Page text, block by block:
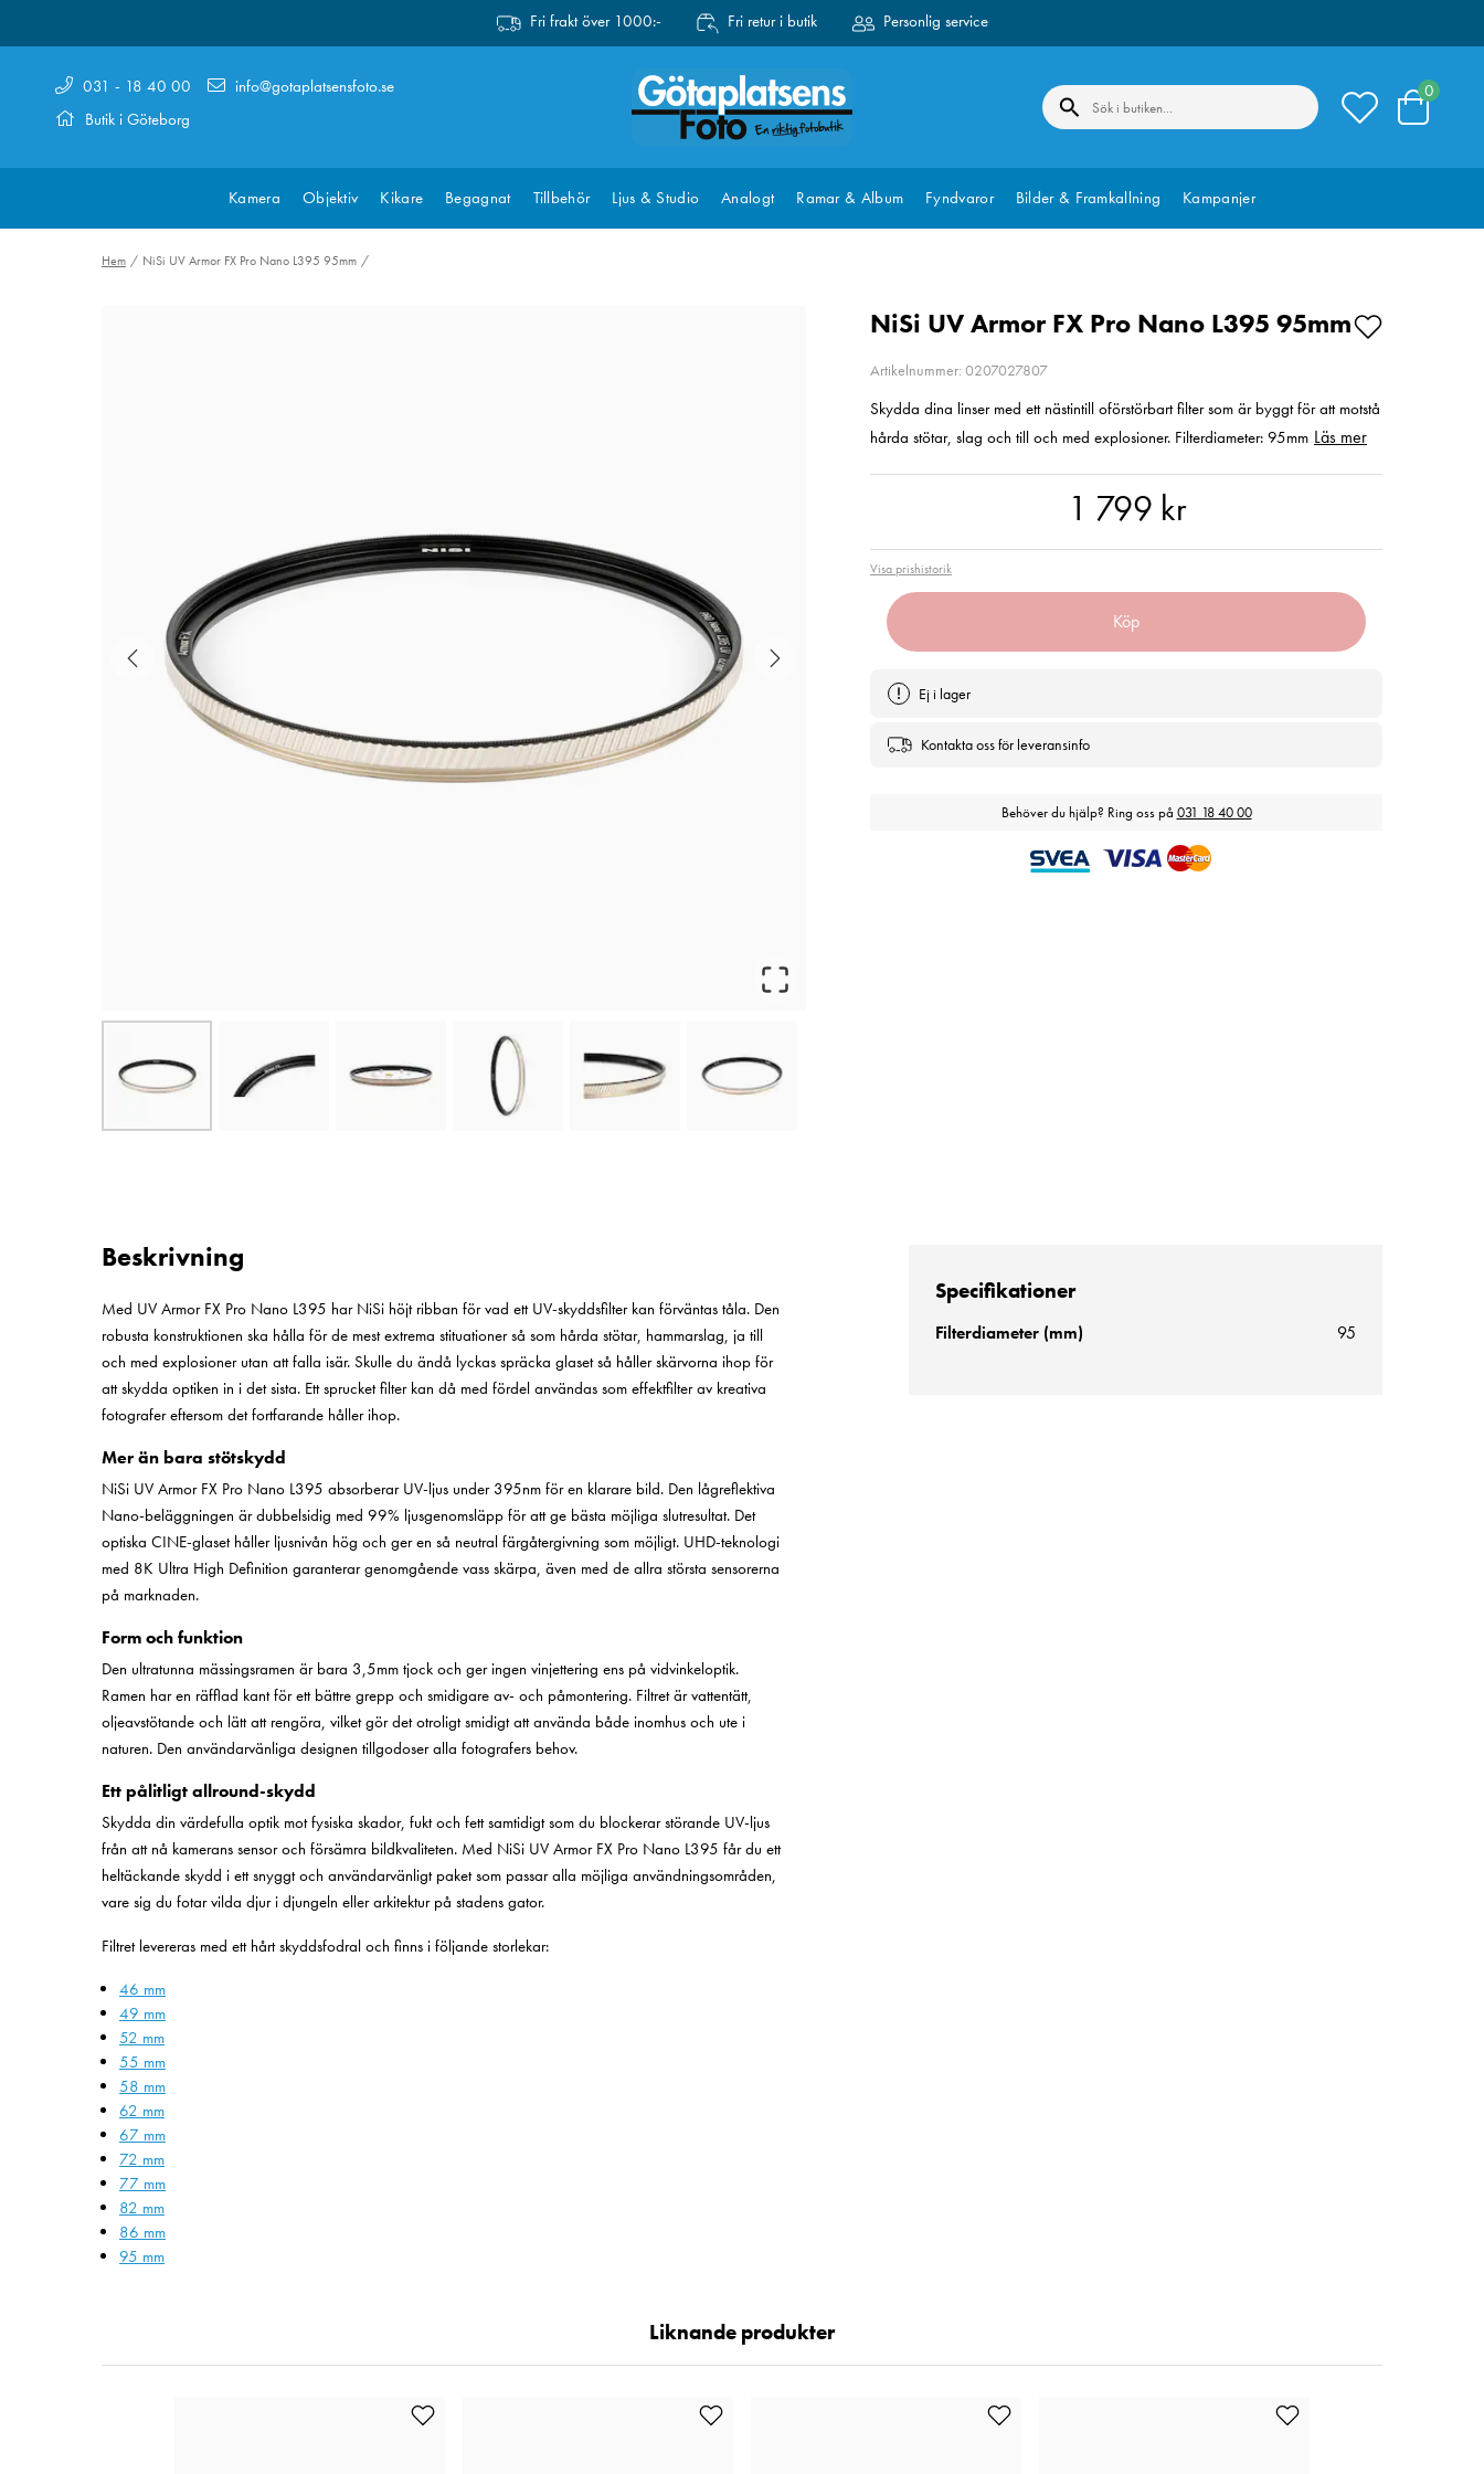
Fri frakt över 1000:- Fri retur i butik Personlig service
031 - 18 40 00
Butik i Göteborg
info@gotaplatsensfoto.se 0
Kamera Objektiv Kikare Begagnat Tillbehör Ljus & Studio Analogt Ramar & Album Fyndvaror Bilder & Framkallning Kampanjer
Hem NiSi UV Armor FX Pro Nano L395 95mm
NiSi UV Armor FX Pro Nano L395 95mm
Artikelnummer: 0207027807
Skydda dina linser med ett nästintill oförstörbart filter som är byggt för att motstå
hårda stötar, slag och till och med explosioner. Filterdiameter: 95mm Läs mer
1 799 kr
Visa prishistorik
Köp
Ej i lager
Kontakta oss för leveransinfo
Behöver du hjälp? Ring oss på 031 18 40 00
Beskrivning
Med UV Armor FX Pro Nano L395 har NiSi höjt ribban för vad ett UV-skyddsfilter kan förväntas tåla. Den
robusta konstruktionen ska hålla för de mest extrema stituationer så som hårda stötar, hammarslag, ja till
och med explosioner utan att falla isär. Skulle du ändå lyckas spräcka glaset så håller skärvorna ihop för
att skydda optiken in i det sista. Ett sprucket filter kan då med fördel användas som effektfilter av kreativa
fotografer eftersom det fortfarande håller ihop.
Mer än bara stötskydd
NiSi UV Armor FX Pro Nano L395 absorberar UV-ljus under 395nm för en klarare bild. Den lågreflektiva
Nano-beläggningen är dubbelsidig med 99% ljusgenomsläpp för att ge bästa möjliga slutresultat. Det
optiska CINE-glaset håller ljusnivån hög och ger en så neutral färgåtergivning som möjligt. UHD-teknologi
med 8K Ultra High Definition garanterar genomgående vass skärpa, även med de allra största sensorerna
på marknaden.
Form och funktion
Den ultratunna mässingsramen är bara 3,5mm tjock och ger ingen vinjettering ens på vidvinkeloptik.
Ramen har en räfflad kant för ett bättre grepp och smidigare av- och påmontering. Filtret är vattentätt,
oljeavstötande och lätt att rengöra, vilket gör det otroligt smidigt att använda både inomhus och ute i
naturen. Den användarvänliga designen tillgodoser alla fotografers behov.
Ett pålitligt allround-skydd
Skydda din värdefulla optik mot fysiska skador, fukt och fett samtidigt som du blockerar störande UV-ljus
från att nå kamerans sensor och försämra bildkvaliteten. Med NiSi UV Armor FX Pro Nano L395 får du ett
heltäckande skydd i ett snyggt och användarvänligt paket som passar alla möjliga användningsområden,
vare sig du fotar vilda djur i djungeln eller arkitektur på stadens gator.
Filtret levereras med ett hårt skyddsfodral och finns i följande storlekar:
46 mm
49 mm
52 mm
55 mm
58 mm
62 mm
67 mm
72 mm
77 mm
82 mm
86 mm
95 mm
Specifikationer
Filterdiameter (mm) 95
Liknande produkter